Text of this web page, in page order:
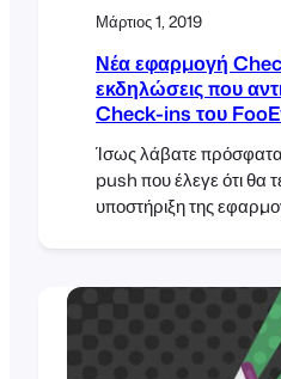
Μάρτιος 1, 2019
Νέα εφαρμογή
εκδηλώσεις που
Check-ins του
Ίσως λάβατε πρόσφατα
push που έλεγε ότι θα
υποστήριξη της
σας παρακαλούμε να
αυτά δεν είναι κακά
στιγμή υπάρχουν δύο
της εφαρμογής